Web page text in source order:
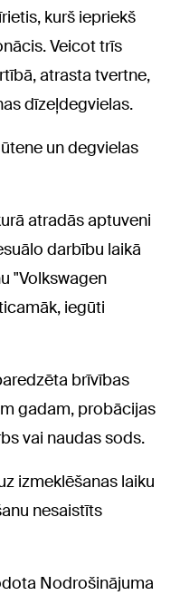
kurš iepriekš
Veicot trīs
atrasta tvertne,
dīzeļdegvielas.
un degvielas
atradās aptuveni
darbību laikā
"Volkswagen
iegūti
brīvības
gadam, probācijas
vai naudas sods.
izmeklēšanas laiku
nesaistīts
Nodrošinājuma